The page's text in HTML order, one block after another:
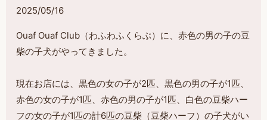
2025/05/16
Ouaf Ouaf Club（わふわふくらぶ）に、赤色の男の子の豆
柴の子犬がやってきました。
現在お店には、黒色の女の子が2匹、黒色の男の子が1匹、
赤色の女の子が1匹、赤色の男の子が1匹、白色の豆柴ハー
フの女の子が1匹の計6匹の豆柴（豆柴ハーフ）の子犬がい